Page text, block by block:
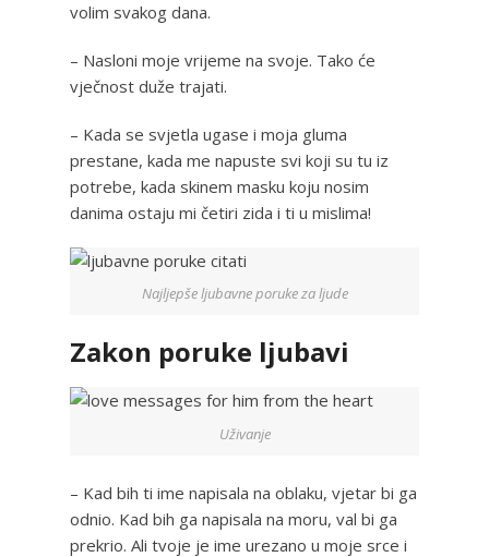
volim svakog dana.
– Nasloni moje vrijeme na svoje. Tako će
vječnost duže trajati.
– Kada se svjetla ugase i moja gluma
prestane, kada me napuste svi koji su tu iz
potrebe, kada skinem masku koju nosim
danima ostaju mi četiri zida i ti u mislima!
Najljepše ljubavne poruke za ljude
Zakon poruke ljubavi
Uživanje
– Kad bih ti ime napisala na oblaku, vjetar bi ga
odnio. Kad bih ga napisala na moru, val bi ga
prekrio. Ali tvoje je ime urezano u moje srce i